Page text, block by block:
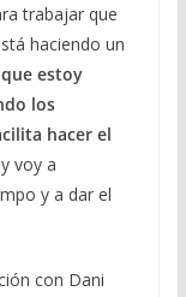
trabajar que
haciendo un
que estoy
los
hacer el
voy a
y a dar el
con Dani